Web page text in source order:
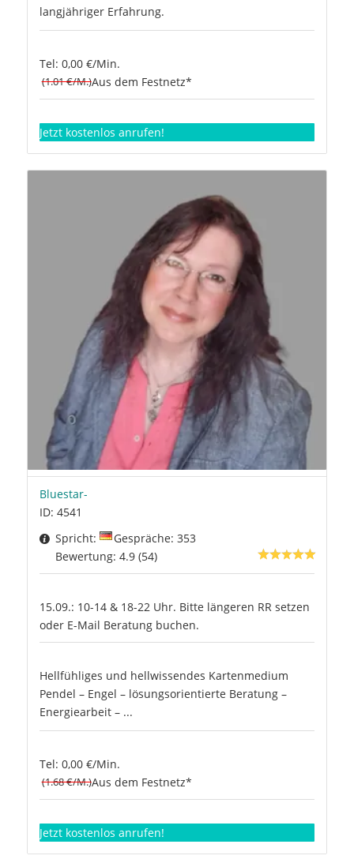
langjähriger Erfahrung.
Tel: 0,00 €/Min.
(1.01 €/M.)Aus dem Festnetz*
Jetzt kostenlos anrufen!
Bluestar-
ID: 4541
Spricht:
Gespräche: 353
Bewertung: 4.9 (54)
15.09.: 10-14 & 18-22 Uhr. Bitte längeren RR setzen
oder E-Mail Beratung buchen.
Hellfühliges und hellwissendes Kartenmedium
Pendel – Engel – lösungsorientierte Beratung –
Energiearbeit – ...
Tel: 0,00 €/Min.
(1.68 €/M.)Aus dem Festnetz*
Jetzt kostenlos anrufen!